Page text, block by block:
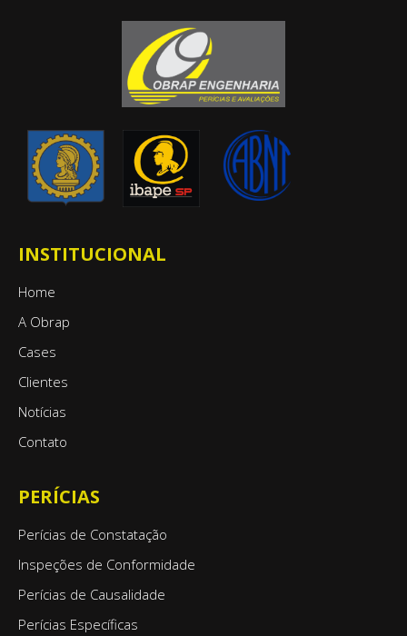
INSTITUCIONAL
Home
A Obrap
Cases
Clientes
Notícias
Contato
PERÍCIAS
Perícias de Constatação
Inspeções de Conformidade
Perícias de Causalidade
Perícias Específicas